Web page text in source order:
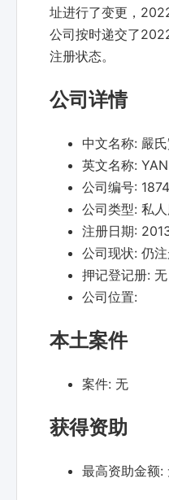
址进行了变更，
公司按时递交了
注册状态。
公司详情
中文名称: 嚴
英文名称:
公司编号:
公司类型: 私
注册日期:
公司现状: 仍
押记登记册: 无
公司位置:
本土案件
案件: 无
获得资助
最高资助金额: